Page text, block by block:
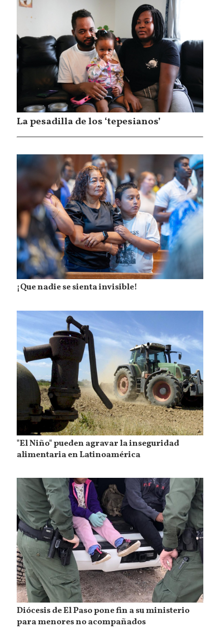
La pesadilla de los ‘tepesianos’
¡Que nadie se sienta invisible!
"El Niño" pueden agravar la inseguridad
alimentaria en Latinoamérica
Diócesis de El Paso pone fin a su ministerio
para menores no acompañados